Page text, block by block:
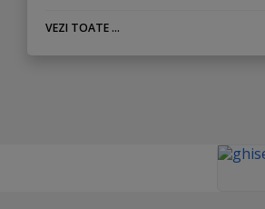
VEZI TOATE ...